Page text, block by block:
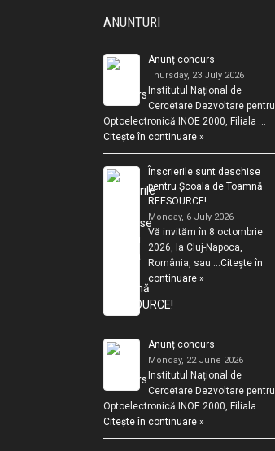
ANUNTURI
Anunț concurs
Thursday, 23 July 2026
Institutul Național de
Cercetare Dezvoltare pentru
Optoelectronică INOE 2000, Filiala …
Citește în continuare »
Înscrierile sunt deschise
pentru Școala de Toamnă
REESOURCE!
Monday, 6 July 2026
Vă invităm în 8 octombrie
2026, la Cluj-Napoca,
România, sau …Citește în
continuare »
Anunț concurs
Monday, 22 June 2026
Institutul Național de
Cercetare Dezvoltare pentru
Optoelectronică INOE 2000, Filiala …
Citește în continuare »